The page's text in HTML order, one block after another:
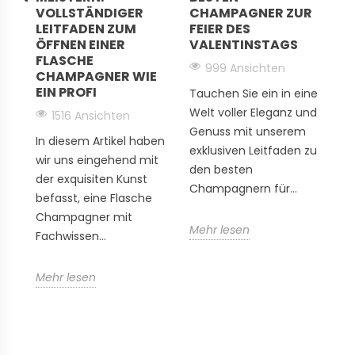
ausgeprägte und raffinierte Mineralität. Die Grands Crus
von Cramant, Avize, Oger und der 1er Cru Vertus sind die
Juwelen dieses 19 Hektar großen Anwesens.
Philosophie und
Familientradition
Über den guten Ruf hinaus zeichnet sich Larmandier-
Bernier durch seine Philosophie aus, die auf Biodynamik
und natürliche Weinherstellung ausgerichtet ist. Sophie,
Generationen, haben den Weg der Differenz gewählt
VOLLSTÄNDIGER
LEITFADEN ZUM
ÖFFNEN EINER
FLASCHE
CHAMPAGNER WIE
EIN PROFI
1516 Ansichten
In diesem Artikel haben
wir uns eingehend mit
der exquisiten Kunst
befasst, eine Flasche
Champagner mit
Fachwissen...
Mehr lesen
CHAMPAGNER ZUR
FEIER DES
VALENTINSTAGS
999 Ansichten
Tauchen Sie ein in eine
Welt voller Eleganz und
Genuss mit unserem
exklusiven Leitfaden zu
den besten
Champagnern für...
Mehr lesen